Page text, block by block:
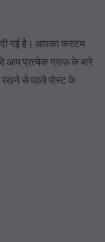
गई है। आपका कस्टम
आप प्रत्येक ग्राफ़ के बारे
रखने से पहले पोस्ट के